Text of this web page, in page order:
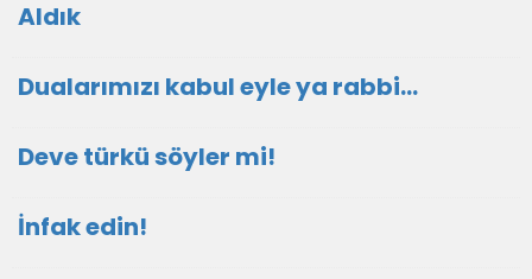
Aldık
Dualarımızı kabul eyle ya rabbi...
Deve türkü söyler mi!
İnfak edin!